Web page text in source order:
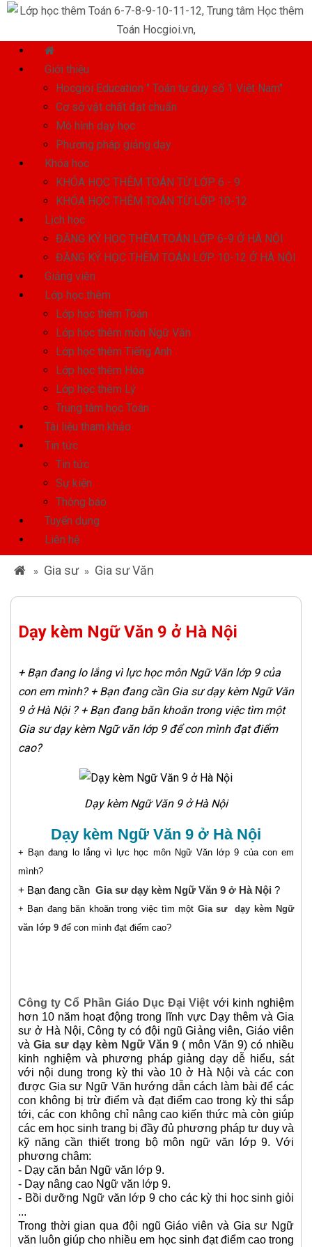
Giới thiệu
Hocgioi Education " Toán tư duy số 1 Việt Nam"
Cơ sở vật chất đạt chuẩn
Mô hình dạy học
Phương pháp giảng dạy
Khóa học
KHÓA HỌC THÊM TOÁN TỪ LỚP 6 - 9
KHÓA HỌC THÊM TOÁN TỪ LỚP 10-12
Lịch học
ĐĂNG KÝ HỌC THÊM TOÁN LỚP 6-9 Ở HÀ NỘI
ĐĂNG KÝ HỌC THÊM TOÁN LỚP 10-12 Ở HÀ NỘI
Giảng viên
Lớp học thêm
Lớp học thêm Toán
Lớp học thêm môn Ngữ Văn
Lớp học thêm Tiếng Anh
Lớp học thêm Hóa
Lớp học thêm Lý
Trung tâm học Toán
Tài liệu tham khảo
Tin tức
Tin tức
Sự kiện
Thông báo
Tuyển dụng
Liên hệ
» Gia sư » Gia sư Văn
Dạy kèm Ngữ Văn 9 ở Hà Nội
+ Bạn đang lo lắng vì lực học môn Ngữ Văn lớp 9 của
con em mình? + Bạn đang cần Gia sư dạy kèm Ngữ Văn
9 ở Hà Nội ? + Bạn đang băn khoăn trong việc tìm một
Gia sư dạy kèm Ngữ văn lớp 9 để con mình đạt điểm
cao?
Dạy kèm Ngữ Văn 9 ở Hà Nội
Dạy kèm Ngữ Văn 9 ở Hà Nội
+ Bạn đang lo lắng vì lực học môn Ngữ Văn lớp 9 của con em
mình?
+ Bạn đang cần Gia sư dạy kèm Ngữ Văn 9 ở Hà Nội ?
+ Bạn đang băn khoăn trong việc tìm một Gia sư dạy kèm Ngữ
văn lớp 9 để con mình đạt điểm cao?
Công ty Cổ Phần Giáo Dục Đại Việt với kinh nghiệm
hơn 10 năm hoạt động trong lĩnh vực Dạy thêm và Gia
sư ở Hà Nội, Công ty có đội ngũ Giảng viên, Giáo viên
và Gia sư dạy kèm Ngữ Văn 9 ( môn Văn 9) có nhiều
kinh nghiệm và phương pháp giảng dạy dễ hiểu, sát
với nội dung trong kỳ thi vào 10 ở Hà Nội và các con
được Gia sư Ngữ Văn hướng dẫn cách làm bài để các
con không bị trừ điểm và đạt điểm cao trong kỳ thi sắp
tới, các con không chỉ nâng cao kiến thức mà còn giúp
các em học sinh trang bị đầy đủ phương pháp tư duy và
kỹ năng cần thiết trong bộ môn ngữ văn lớp 9. Với
phương châm:
- Dạy căn bản Ngữ văn lớp 9.
- Dạy nâng cao Ngữ văn lớp 9.
- Bồi dưỡng Ngữ văn lớp 9 cho các kỳ thi học sinh giỏi
...
Trong thời gian qua đội ngũ Giáo viên và Gia sư Ngữ
văn luôn giúp cho nhiều em học sinh đạt điểm cao trong